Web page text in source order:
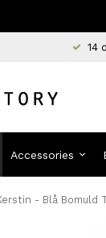
14
Accessories
- Blå Bomuld